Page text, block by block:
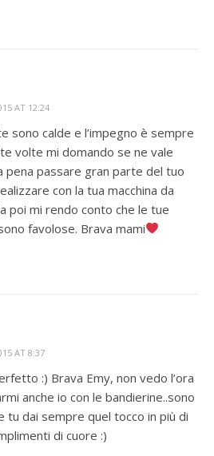
AT 12:24
sono calde e l’impegno è sempre
volte mi domando se ne vale
pena passare gran parte del tuo
con la tua macchina da
poi mi rendo conto che le tue
favolose. Brava mami
AT 8:37
:) Brava Emy, non vedo l’ora
anche io con le bandierine..sono
tu dai sempre quel tocco in più di
di cuore :)